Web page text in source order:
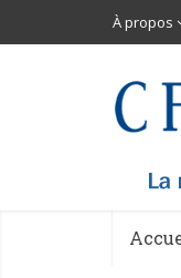
À propos